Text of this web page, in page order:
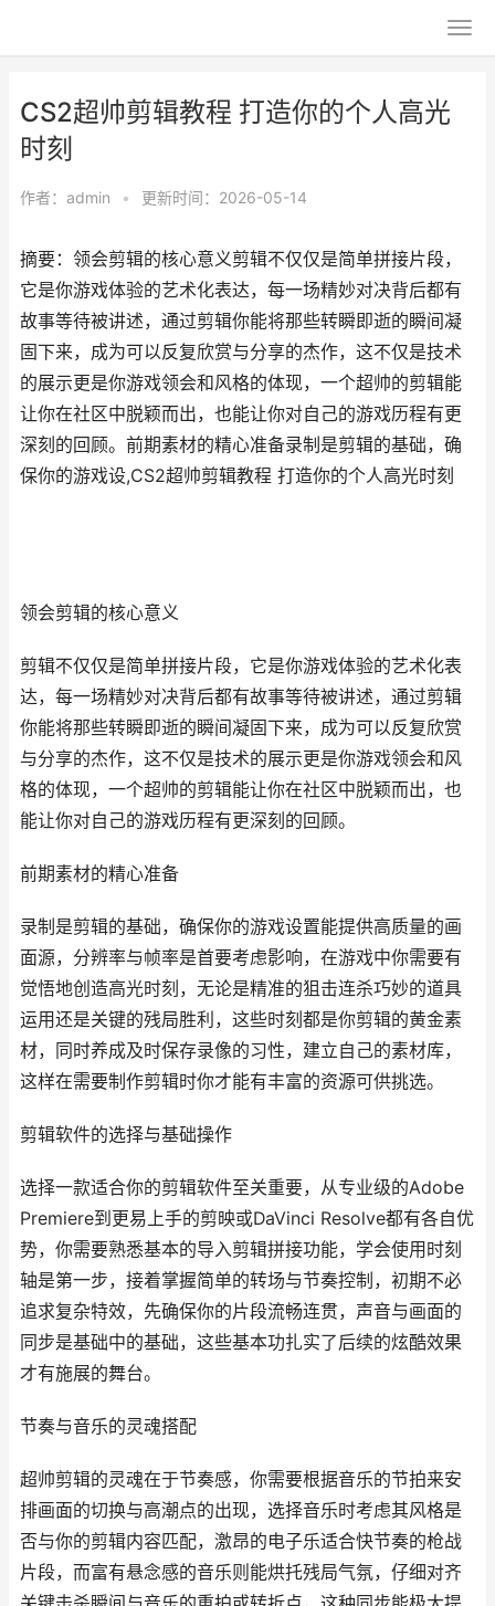
CS2超帅剪辑教程 打造你的个人高光
时刻
作者： admin • 更新时间：2026-05-14
摘要：领会剪辑的核心意义剪辑不仅仅是简单拼接片段，
它是你游戏体验的艺术化表达，每一场精妙对决背后都有
故事等待被讲述，通过剪辑你能将那些转瞬即逝的瞬间凝
固下来，成为可以反复欣赏与分享的杰作，这不仅是技术
的展示更是你游戏领会和风格的体现，一个超帅的剪辑能
让你在社区中脱颖而出，也能让你对自己的游戏历程有更
深刻的回顾。前期素材的精心准备录制是剪辑的基础，确
保你的游戏设,CS2超帅剪辑教程 打造你的个人高光时刻
领会剪辑的核心意义
剪辑不仅仅是简单拼接片段，它是你游戏体验的艺术化表
达，每一场精妙对决背后都有故事等待被讲述，通过剪辑
你能将那些转瞬即逝的瞬间凝固下来，成为可以反复欣赏
与分享的杰作，这不仅是技术的展示更是你游戏领会和风
格的体现，一个超帅的剪辑能让你在社区中脱颖而出，也
能让你对自己的游戏历程有更深刻的回顾。
前期素材的精心准备
录制是剪辑的基础，确保你的游戏设置能提供高质量的画
面源，分辨率与帧率是首要考虑影响，在游戏中你需要有
觉悟地创造高光时刻，无论是精准的狙击连杀巧妙的道具
运用还是关键的残局胜利，这些时刻都是你剪辑的黄金素
材，同时养成及时保存录像的习性，建立自己的素材库，
这样在需要制作剪辑时你才能有丰富的资源可供挑选。
剪辑软件的选择与基础操作
选择一款适合你的剪辑软件至关重要，从专业级的Adobe
Premiere到更易上手的剪映或DaVinci Resolve都有各自优
势，你需要熟悉基本的导入剪辑拼接功能，学会使用时刻
轴是第一步，接着掌握简单的转场与节奏控制，初期不必
追求复杂特效，先确保你的片段流畅连贯，声音与画面的
同步是基础中的基础，这些基本功扎实了后续的炫酷效果
才有施展的舞台。
节奏与音乐的灵魂搭配
超帅剪辑的灵魂在于节奏感，你需要根据音乐的节拍来安
排画面的切换与高潮点的出现，选择音乐时考虑其风格是
否与你的剪辑内容匹配，激昂的电子乐适合快节奏的枪战
片段，而富有悬念感的音乐则能烘托残局气氛，仔细对齐